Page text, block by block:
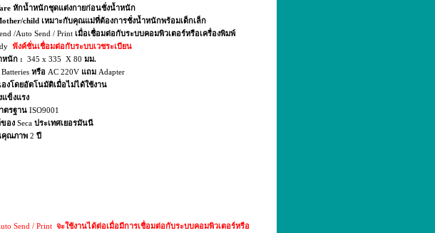
หักน้ำหนักชุดแต่งกายก่อนชั่งน้ำหนัก
child เหมาะกับคุณแม่ที่ต้องการชั่งน้ำหนักพร้อมเด็กเล็ก
/Auto Send / Print เมื่อเชื่อมต่อกับระบบคอมพิวเตอร์หรือเครื่องพิมพ์
ฟังค์ชั่นเชื่อมต่อกับระบบเวชระเบียน
หนัก : 345 x 335 X 80 มม.
Batteries หรือ AC 220V แถม Adapter
องโดยอัตโนมัติเมื่อไม่ได้ใช้งาน
แข็งแรง
ตรฐาน ISO9001
อง Seca ประเทศเยอรมันนี
คุณภาพ 2 ปี
Send / Print จะใช้งานได้ต่อเมื่อมีการเชื่อมต่อกับระบบคอมพิวเตอร์หรือ